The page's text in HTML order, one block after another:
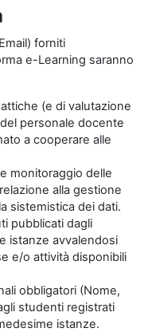
forniti
e-Learning saranno
(e di valutazione
personale docente
a cooperare alle
monitoraggio delle
alla gestione
sistemistica dei dati.
pubblicati dagli
istanze avvalendosi
e/o attività disponibili
obbligatori (Nome,
studenti registrati
istanze.